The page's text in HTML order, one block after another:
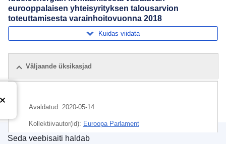
eurooppalaisen yhteisyrityksen talousarvion
toteuttamisesta varainhoitovuonna 2018
Kuidas viidata
Väljaande üksikasjad
Avaldatud: 2020-05-14
Kollektiivautor(id): Euroopa Parlament
Seda veebisaiti haldab